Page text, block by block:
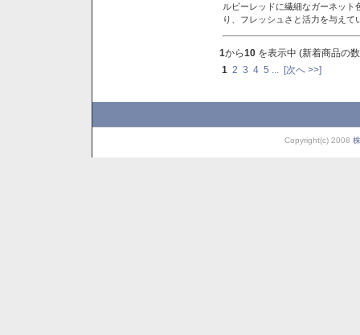
ルビーレッドに繊細なガーネッ
り、フレッシュさと活力を与え
1から10 を表示中 (新着商品の
1 2 3 4 5 [次へ >>]
Copyright(c) 2008